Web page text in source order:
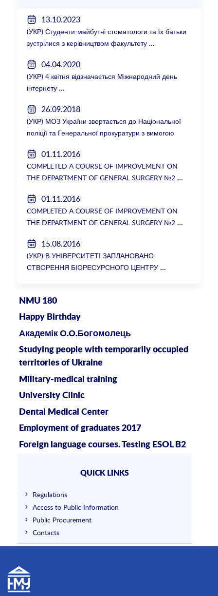
13.10.2023
(УКР) Студенти-майбутні стоматологи та їх батьки
зустрілися з керівництвом факультету
04.04.2020
(УКР) 4 квітня відзначається Міжнародний день
інтернету
26.09.2018
(УКР) МОЗ України звертається до Національної
поліції та Генеральної прокуратури з вимогою
ректорки НМУ Катерини Амосової
01.11.2016
COMPLETED A COURSE OF IMPROVEMENT ON
THE DEPARTMENT OF GENERAL SURGERY №2
01.11.2016
COMPLETED A COURSE OF IMPROVEMENT ON
THE DEPARTMENT OF GENERAL SURGERY №2
15.08.2016
(УКР) В УНІВЕРСИТЕТІ ЗАПЛАНОВАНО
СТВОРЕННЯ БІОРЕСУРСНОГО ЦЕНТРУ
NMU 180
Happy Birthday
Академік О.О.Богомолець
Studying people with temporarily occupied
territories of Ukraine
Military-medical training
University Clinic
Dental Medical Center
Employment of graduates 2017
Foreign language courses. Testing ESOL B2
QUICK LINKS
Regulations
Access to Public Information
Public Procurement
Contacts